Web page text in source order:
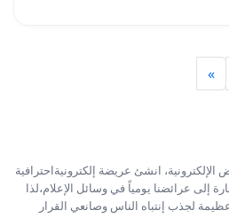
»
انشئ عريضة إلكترونيةاحترافية
إلى عرائضنا يومياً في وسائل الإعلام،لذا
لجذب إنتباه الناس وصانعي القرار